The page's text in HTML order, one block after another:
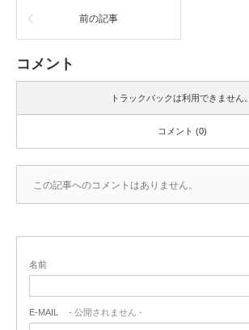
前の記事
コメント
トラックバックは利用できません。
コメント (0)
この記事へのコメントはありません。
名前
E-MAIL - 公開されません -